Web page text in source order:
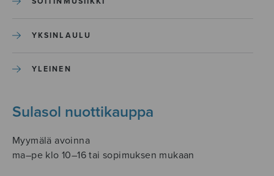
YKSINLAULU
YLEINEN
Sulasol nuottikauppa
Myymälä avoinna
ma–pe klo 10–16 tai sopimuksen mukaan